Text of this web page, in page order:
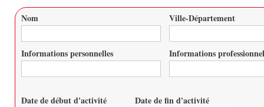
Vous êtes ici
Nom Ville-Département
Informations personnelles Informations
Date de début d'activité Date de fin d'activité